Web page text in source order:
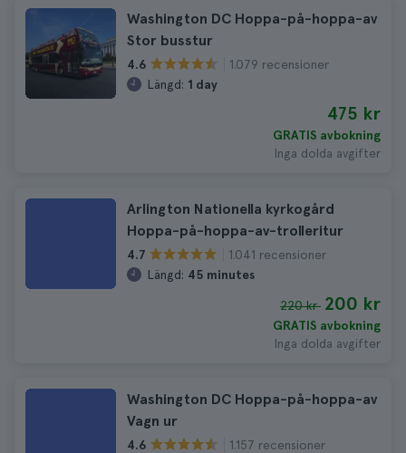
Washington DC Hoppa-på-hoppa-av
Stor busstur
4.6
1.079 recensioner
Längd: 1 day
475 kr
GRATIS avbokning
Inga dolda avgifter
Arlington Nationella kyrkogård
Hoppa-på-hoppa-av-trolleritur
4.7
1.041 recensioner
Längd: 45 minutes
220 kr 200 kr
GRATIS avbokning
Inga dolda avgifter
Washington DC Hoppa-på-hoppa-av
Vagn ur
4.6
1.157 recensioner